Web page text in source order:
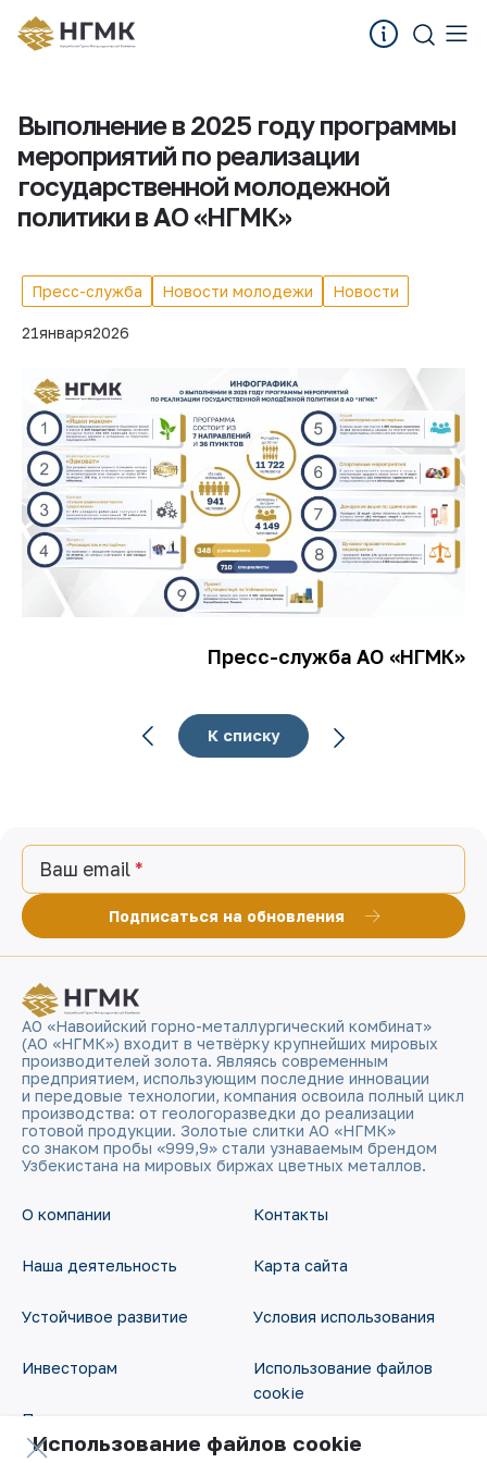
Выполнение в 2025 году программы
мероприятий по реализации
государственной молодежной
политики в АО «НГМК»
Пресс-служба Новости молодежи Новости
21января2026
Пресс-служба АО «НГМК»
К списку
Ваш email
Подписаться на обновления
АО «Навоийский горно-металлургический комбинат»
(АО «НГМК») входит в четвёрку крупнейших мировых
производителей золота. Являясь современным
предприятием, использующим последние инновации
и передовые технологии, компания освоила полный цикл
производства: от геологоразведки до реализации
готовой продукции. Золотые слитки АО «НГМК»
со знаком пробы «999,9» стали узнаваемым брендом
Узбекистана на мировых биржах цветных металлов.
О компании
Наша деятельность
Устойчивое развитие
Инвесторам
Пресс-центр
Контакты
Карта сайта
Условия использования
Использование файлов
cookie
Открытые данные
Использование файлов cookie